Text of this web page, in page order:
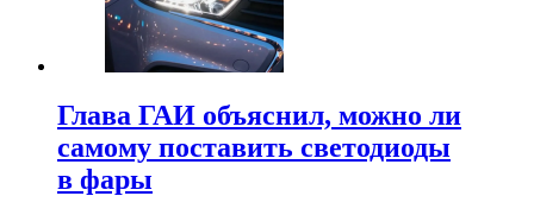
Глава ГАИ объяснил, можно ли
самому поставить светодиоды
в фары